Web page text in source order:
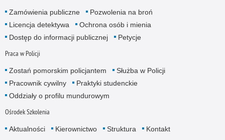
Zamówienia publiczne
Pozwolenia na broń
Licencja detektywa
Ochrona osób i mienia
Dostęp do informacji publicznej
Petycje
Praca w Policji
Zostań pomorskim policjantem
Służba w Policji
Pracownik cywilny
Praktyki studenckie
Oddziały o profilu mundurowym
Ośrodek Szkolenia
Aktualności Kierownictwo Struktura Kontakt